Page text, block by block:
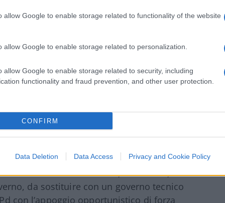
allow Google to enable storage related to functionality of the website
allow Google to enable storage related to personalization.
allow Google to enable storage related to security, including
functionality and fraud prevention, and other user protection.
CONFIRM
Data Deletion Data Access Privacy and Cookie Policy
ebbe a dire la presidente della Corte
incompatibili viceversa adeguate
finché il regime autoritario lo impone un
Stranamore Fauci, e successivamente
“Bisogna continuare a
i disturbatori disturbati da social. E
all’isolamento e alle vaccinazioni
di dubbia provenienza e salute?
fare le vittime queste toghe
che dalla loro condanna, inevitabile, la
da sostituire con un governo tecnico
con l’appoggio opportunistico di forza